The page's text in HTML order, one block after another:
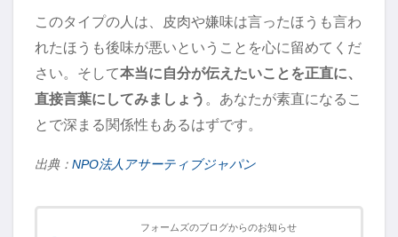
このタイプの人は、皮肉や嫌味は言ったほうも言わ
れたほうも後味が悪いということを心に留めてくだ
さい。そして本当に自分が伝えたいことを正直に、
直接言葉にしてみましょう 。あなたが素直になるこ
とで深まる関係性もあるはずです。
出典： NPO法人アサーティブジャパン
フォームズのブログからのお知らせ